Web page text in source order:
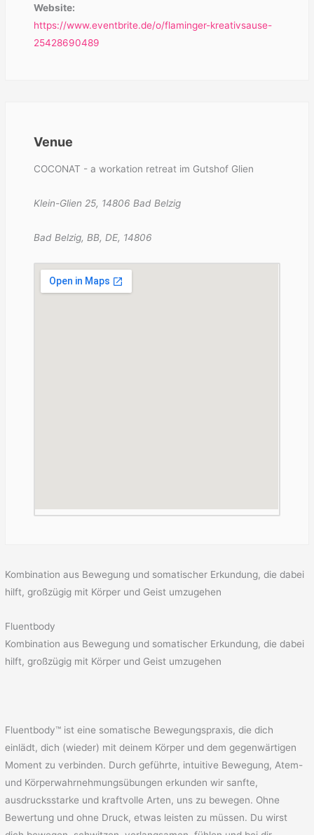
Website:
https://www.eventbrite.de/o/flaminger-kreativsause-
25428690489
Venue
COCONAT - a workation retreat im Gutshof Glien
Klein-Glien 25, 14806 Bad Belzig
Bad Belzig, BB, DE, 14806
Kombination aus Bewegung und somatischer Erkundung, die dabei
hilft, großzügig mit Körper und Geist umzugehen
Fluentbody
Kombination aus Bewegung und somatischer Erkundung, die dabei
hilft, großzügig mit Körper und Geist umzugehen
Fluentbody™ ist eine somatische Bewegungspraxis, die dich
einlädt, dich (wieder) mit deinem Körper und dem gegenwärtigen
Moment zu verbinden. Durch geführte, intuitive Bewegung, Atem-
und Körperwahrnehmungsübungen erkunden wir sanfte,
ausdrucksstarke und kraftvolle Arten, uns zu bewegen. Ohne
Bewertung und ohne Druck, etwas leisten zu müssen. Du wirst